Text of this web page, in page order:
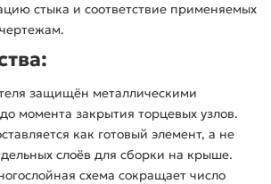
стыка и соответствие применяемых
защищён металлическими
момента закрытия торцевых узлов.
как готовый элемент, а не
слоёв для сборки на крыше.
схема сокращает число